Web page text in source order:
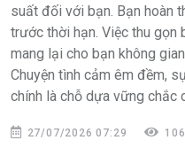
suất đối với bạn. Bạn hoàn
trước thời hạn. Việc thu gọn
mang lại cho bạn không
Chuyện tình cảm êm đềm,
chính là chỗ dựa vững chắc
27/07/2026 07:29 106